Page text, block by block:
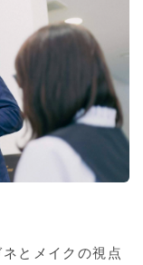
とメイクの視点